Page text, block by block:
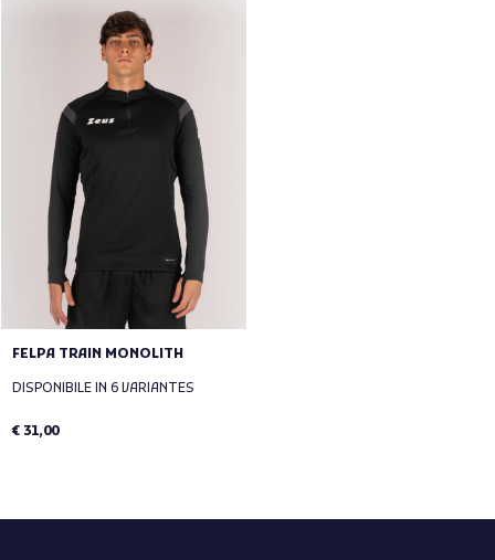
FELPA TRAIN MONOLITH
DISPONIBILE IN 6 VARIANTES
€ 31,00